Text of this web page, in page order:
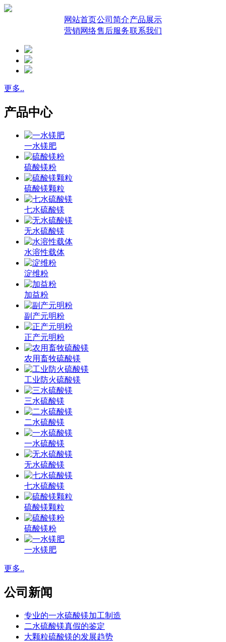
网站首页公司简介产品展示
营销网络售后服务联系我们
更多..
产品中心
一水镁肥
硫酸镁粉
硫酸镁颗粒
七水硫酸镁
无水硫酸镁
水溶性载体
淀维粉
加益粉
副产元明粉
正产元明粉
农用畜牧硫酸镁
工业防火硫酸镁
三水硫酸镁
二水硫酸镁
一水硫酸镁
无水硫酸镁
七水硫酸镁
硫酸镁颗粒
硫酸镁粉
一水镁肥
更多..
公司新闻
专业的一水硫酸镁加工制造
二水硫酸镁真假的鉴定
大颗粒硫酸镁的发展趋势